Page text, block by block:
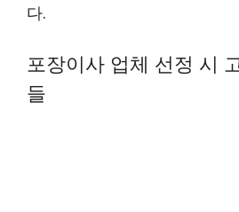
다.
포장이사 업체 선정 시
들